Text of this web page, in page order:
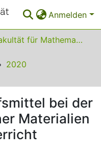
Anmelden
01 Fakultät für Mathematik
2020
bei der
Materialien